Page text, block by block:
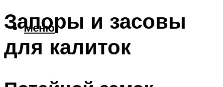
Меню
Запоры и засовы
для калиток